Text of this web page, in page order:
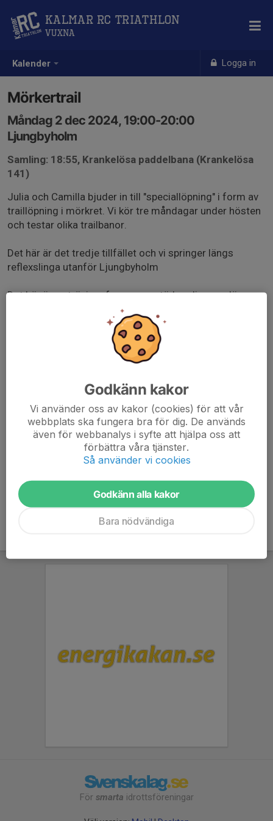
Kalender Logga in
Kalmar RC Triathlon
Vuxna
Mörkertrail
Måndag 2 dec 2024, 19:00-20:00
Ljungbyholm
Samling: 18:55, Krankelösa paddelbana (Krankelösa
141)
Julia och Camilla bjuder in till "speciallöpning" i form av
traillöpning i mörkret. Vi kör tre måndagar under hösten
och testar olika trailbanor.
Det här är det tredje tillfället och vi springer längs
reflexslinga utanför Ljungbyholm
Det här är en träningsform som stärker dig som löpare
och du blir trött både fysiskt och mentalt eftersom det
kräver ett stort fokus på fotisättning. Tempot anpassas
efter mörker och terräng och det är en träningsform
som är rolig och där tiden går väldigt snabbt! Vi springer
Samling vid parkeringen som finns nedanför Krankelösa
paddel
Adress:
Krankelösa 141
388 92 Ljungbyholm
För smarta idrottsföreningar
Godkänn kakor
Vi använder oss av kakor (cookies) för att vår
webbplats ska fungera bra för dig. De används
även för webbanalys i syfte att hjälpa oss att
förbättra våra tjänster.
Så använder vi cookies
Godkänn alla kakor
Bara nödvändiga